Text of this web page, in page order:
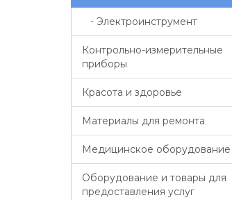
- Электроинструмент
Контрольно-измерительные
приборы
Красота и здоровье
Материалы для ремонта
Медицинское оборудование
Оборудование и товары для
предоставления услуг